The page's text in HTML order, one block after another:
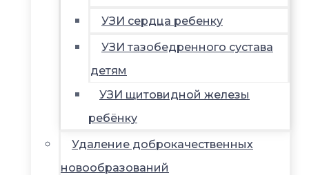
УЗИ сердца ребенку
УЗИ тазобедренного сустава
детям
УЗИ щитовидной железы
ребёнку
Удаление доброкачественных
новообразований